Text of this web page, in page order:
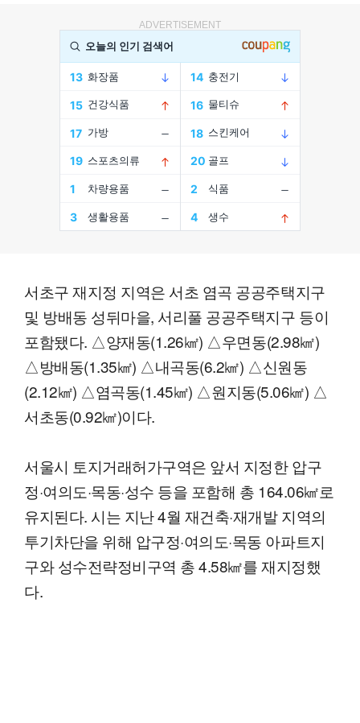
ADVERTISEMENT
서초구 재지정 지역은 서초 염곡 공공주택지구
및 방배동 성뒤마을, 서리풀 공공주택지구 등이
포함됐다. △양재동(1.26㎢) △우면동(2.98㎢)
△방배동(1.35㎢) △내곡동(6.2㎢) △신원동
(2.12㎢) △염곡동(1.45㎢) △원지동(5.06㎢) △
서초동(0.92㎢)이다.
서울시 토지거래허가구역은 앞서 지정한 압구
정·여의도·목동·성수 등을 포함해 총 164.06㎢로
유지된다. 시는 지난 4월 재건축·재개발 지역의
투기차단을 위해 압구정·여의도·목동 아파트지
구와 성수전략정비구역 총 4.58㎢를 재지정했
다.